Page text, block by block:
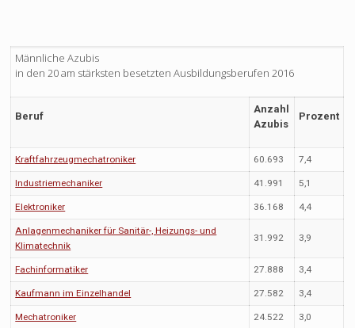
Männliche Azubis
in den 20 am stärksten besetzten Ausbildungsberufen 2016
Beruf
Anzahl
Azubis
Prozent
Kraftfahrzeugmechatroniker 60.693 7,4
Industriemechaniker 41.991 5,1
Elektroniker 36.168 4,4
Anlagenmechaniker für Sanitär-, Heizungs- und
Klimatechnik
31.992 3,9
Fachinformatiker 27.888 3,4
Kaufmann im Einzelhandel 27.582 3,4
Mechatroniker 24.522 3,0